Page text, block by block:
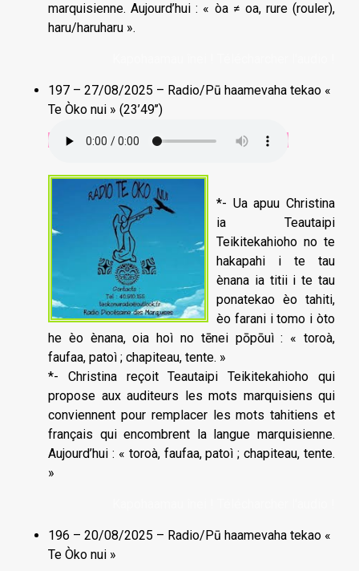
marquisienne. Aujourd’hui : « òa ≠ oa, rure (rouler),
haru/haruharu ».
197 – 27/08/2025 – Radio/Pū haamevaha tekao «
Te Òko nui » (23’49’’)
*- Ua apuu Christina
ia Teautaipi
Teikitekahioho no te
hakapahi i te tau
ènana ia titii i te tau
ponatekao èo tahiti,
èo farani i tomo i òto
he èo ènana, oia hoì no tēnei pōpōuì : « toroà,
faufaa, patoì ; chapiteau, tente. »
*- Christina reçoit Teautaipi Teikitekahioho qui
propose aux auditeurs les mots marquisiens qui
conviennent pour remplacer les mots tahitiens et
français qui encombrent la langue marquisienne.
Aujourd’hui : « toroà, faufaa, patoì ; chapiteau, tente.
»
196 – 20/08/2025 – Radio/Pū haamevaha tekao «
Te Òko nui »